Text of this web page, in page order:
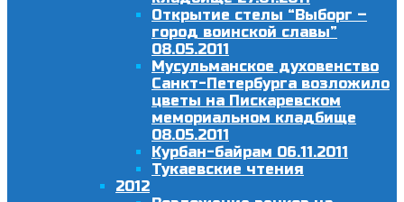
Открытие стелы “Выборг –
город воинской славы”
08.05.2011
Мусульманское духовенство
Санкт-Петербурга возложило
цветы на Пискаревском
мемориальном кладбище
08.05.2011
Курбан-байрам 06.11.2011
Тукаевские чтения
2012